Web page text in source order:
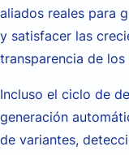
aliados reales para
y satisfacer las
transparencia de
Incluso el ciclo de
generación
de variantes,